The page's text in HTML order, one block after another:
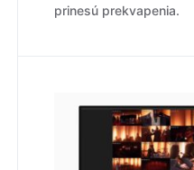
prinesú prekvapenia.